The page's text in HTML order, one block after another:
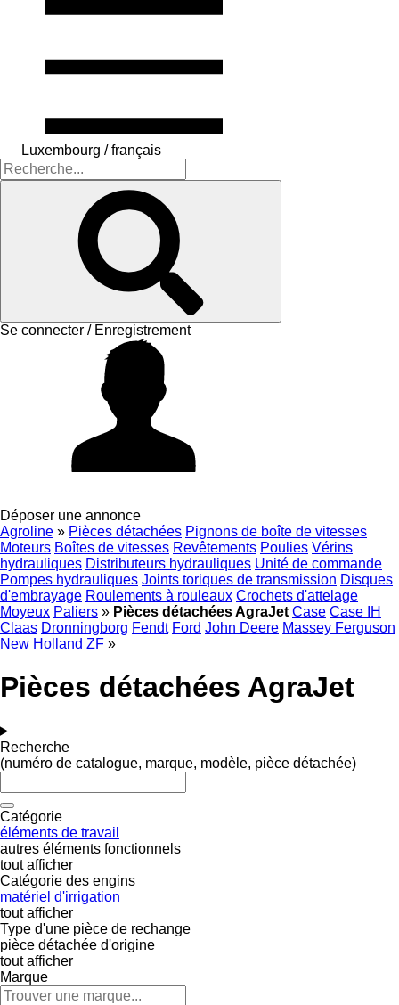
Luxembourg / français
Se connecter / Enregistrement
Déposer une annonce
Agroline » Pièces détachées Pignons de boîte de vitesses
Moteurs Boîtes de vitesses Revêtements Poulies Vérins
hydrauliques Distributeurs hydrauliques Unité de commande
Pompes hydrauliques Joints toriques de transmission Disques
d'embrayage Roulements à rouleaux Crochets d'attelage
Moyeux Paliers » Pièces détachées AgraJet Case Case IH
Claas Dronningborg Fendt Ford John Deere Massey Ferguson
New Holland ZF »
Pièces détachées AgraJet
Recherche
(numéro de catalogue, marque, modèle, pièce détachée)
Catégorie
éléments de travail
autres éléments fonctionnels
tout afficher
Catégorie des engins
matériel d'irrigation
tout afficher
Type d'une pièce de rechange
pièce détachée d'origine
tout afficher
Marque